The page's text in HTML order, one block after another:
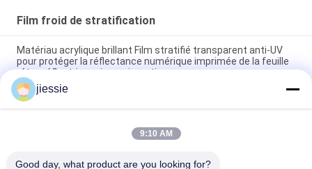
Film froid de stratification
Matériau acrylique brillant Film stratifié transparent anti-UV
pour protéger la réflectance numérique imprimée de la feuille
rétro-réflectrice micro prismatique
La résistance aux intempéries 100mic a givré des
autocollants de vinyle pour des graphiques de fenêtre
Films de fenêtre non adhésifs transparents / blancs à gel
jiessie
9:10 AM
Good day, what product are you looking for?